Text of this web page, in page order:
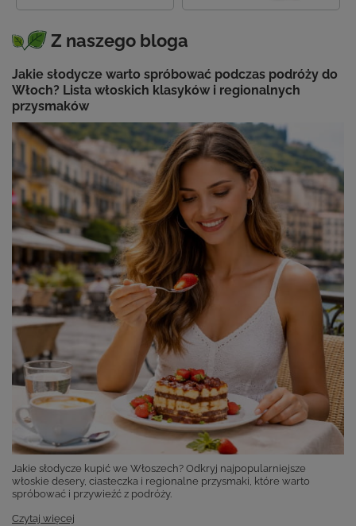
Z naszego bloga
Jakie słodycze warto spróbować podczas podróży do
Włoch? Lista włoskich klasyków i regionalnych
przysmaków
Jakie słodycze kupić we Włoszech? Odkryj najpopularniejsze
włoskie desery, ciasteczka i regionalne przysmaki, które warto
spróbować i przywieźć z podróży.
Czytaj więcej